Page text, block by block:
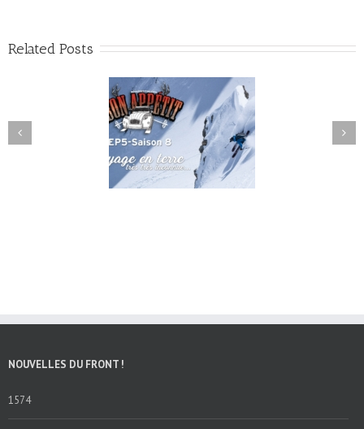
Related Posts
EP4S8 – Y’a du potentiel !
NOUVELLES DU FRONT !
1574